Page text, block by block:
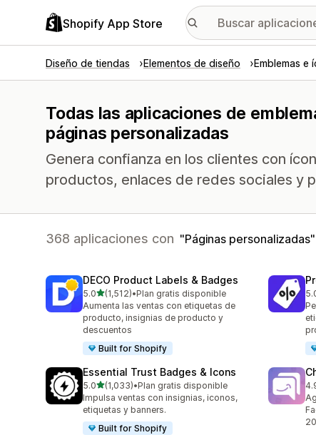
Shopify App Store
Diseño de tiendas Elementos de diseño Emblemas e
Todas las aplicaciones de
páginas personalizadas
Genera confianza en los clientes con
productos, enlaces de redes sociales y
368 aplicaciones con Páginas personalizadas
DECO Product Labels & Badges
5.0de 5 estrellas
(1,512)
1512 reseñas en total
•Plan gratis disponible
Aumenta las ventas con etiquetas de
producto, insignias de producto y
descuentos
Built for Shopify
Essential Trust Badges & Icons
5.0de 5 estrellas
(1,033)
1033 reseñas en total
•Plan gratis disponible
Impulsa ventas con insignias, iconos,
etiquetas y banners.
Built for Shopify